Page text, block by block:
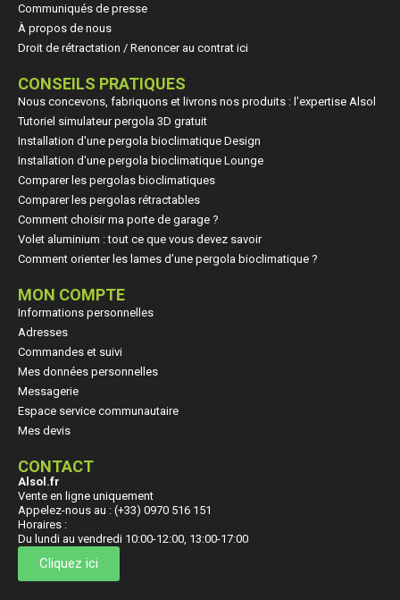
Communiqués de presse
À propos de nous
Droit de rétractation / Renoncer au contrat ici
CONSEILS PRATIQUES
Nous concevons, fabriquons et livrons nos produits : l'expertise Alsol
Tutoriel simulateur pergola 3D gratuit
Installation d'une pergola bioclimatique Design
Installation d'une pergola bioclimatique Lounge
Comparer les pergolas bioclimatiques
Comparer les pergolas rétractables
Comment choisir ma porte de garage ?
Volet aluminium : tout ce que vous devez savoir
Comment orienter les lames d’une pergola bioclimatique ?
MON COMPTE
Informations personnelles
Adresses
Commandes et suivi
Mes données personnelles
Messagerie
Espace service communautaire
Mes devis
CONTACT
Alsol.fr
Vente en ligne uniquement
Appelez-nous au : (+33) 0970 516 151
Horaires :
Du lundi au vendredi 10:00-12:00, 13:00-17:00
Cliquez ici